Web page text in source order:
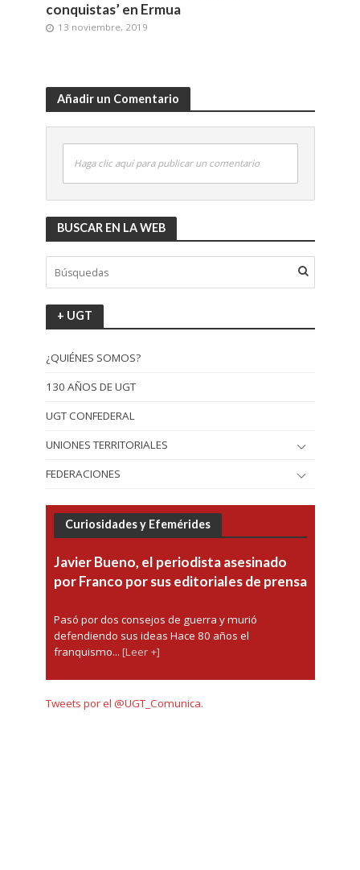
conquistas’ en Ermua
13 noviembre, 2019
Añadir un Comentario
Haga clic aquí para publicar un comentario
BUSCAR EN LA WEB
+ UGT
¿QUIÉNES SOMOS?
130 AÑOS DE UGT
UGT CONFEDERAL
UNIONES TERRITORIALES
FEDERACIONES
Curiosidades y Efemérides
Javier Bueno, el periodista asesinado
por Franco por sus editoriales de prensa
Pasó por dos consejos de guerra y murió
defendiendo sus ideas Hace 80 años el
franquismo... [Leer +]
Tweets por el @UGT_Comunica.